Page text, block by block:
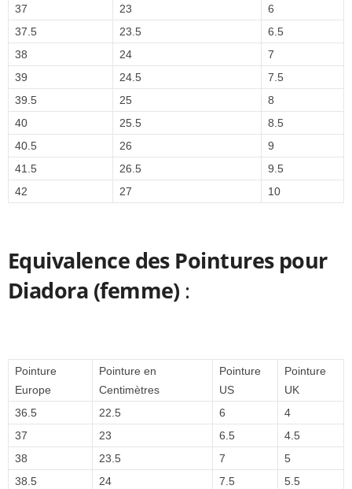
37
23
6
37.5
23.5
6.5
38
24
7
39
24.5
7.5
39.5
25
8
40
25.5
8.5
40.5
26
9
41.5
26.5
9.5
42
27 10
Equivalence des Pointures pour
Diadora (femme) :
Pointure
Europe
Pointure en
Centimètres
Pointure
US
Pointure
UK
36.5
22.5 6
4
37
23 6.5
4.5
38
23.5 7
5
38.5
24 7.5
5.5